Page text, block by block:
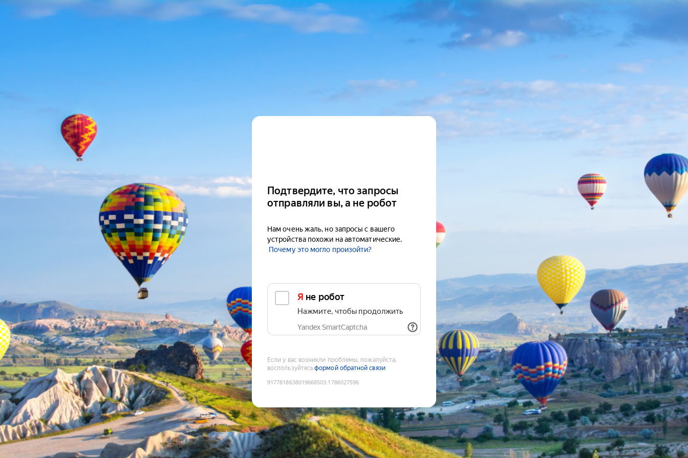
Подтвердите, что запросы
отправляли вы, а не робот
Нам очень жаль, но запросы с вашего
устройства похожи на автоматические.
Почему это могло произойти?
Я не робот
Нажмите, чтобы продолжить
Yandex SmartCaptcha
Если у вас возникли проблемы, пожалуйста,
воспользуйтесьформой обратной связи
9177818638019668503:1786027596